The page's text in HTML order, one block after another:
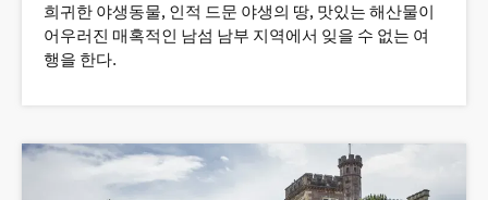
희귀한 야생동물, 인적 드문 야생의 땅, 맛있는 해산물이
어우러진 매혹적인 남섬 남부 지역에서 잊을 수 없는 여
행을 한다.